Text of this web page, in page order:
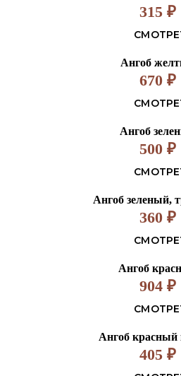
315 ₽
Ангоб
670 ₽
Ангоб
500 ₽
Ангоб зеленый,
360 ₽
Ангоб
904 ₽
Ангоб красный
405 ₽